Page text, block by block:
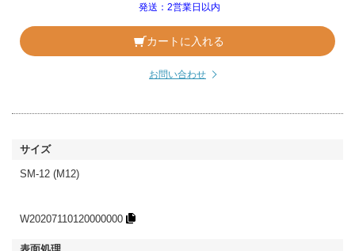
発送：2営業日以内
カートに入れる
お問い合わせ
SM-12 (M12)
W20207110120000000